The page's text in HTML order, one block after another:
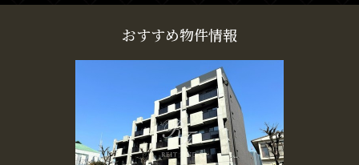
おすすめ物件情報